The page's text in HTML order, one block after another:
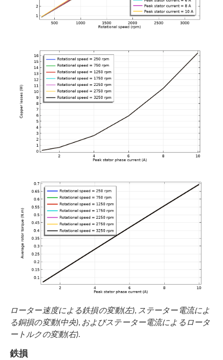
ローター速度による鉄損の変動(左), ステーター電流によ
る銅損の変動(中央), およびステーター電流によるロータ
ートルクの変動(右).
鉄損